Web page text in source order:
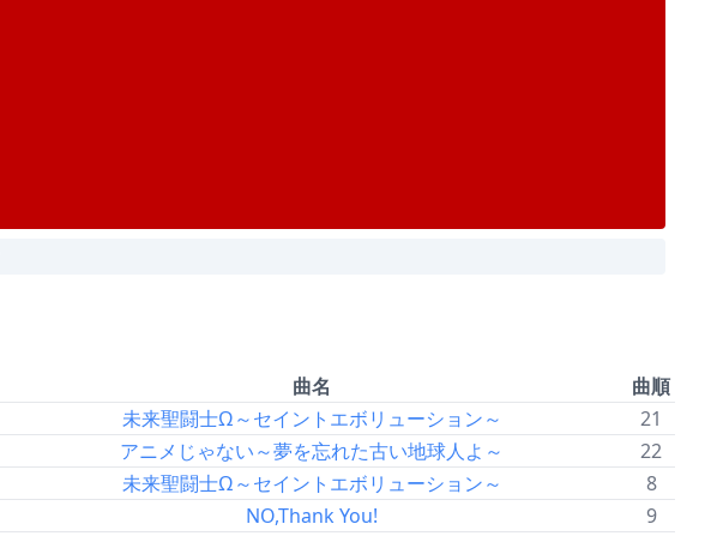
曲名
曲順
未来聖闘士Ω～セイントエボリューション～
21
アニメじゃない～夢を忘れた古い地球人よ～
22
未来聖闘士Ω～セイントエボリューション～
8
NO,Thank You!
9